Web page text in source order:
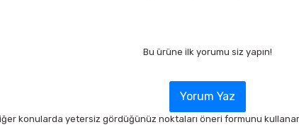
Bu ürüne ilk yorumu siz yapın!
Yorum Yaz
konularda yetersiz gördüğünüz noktaları öneri formunu